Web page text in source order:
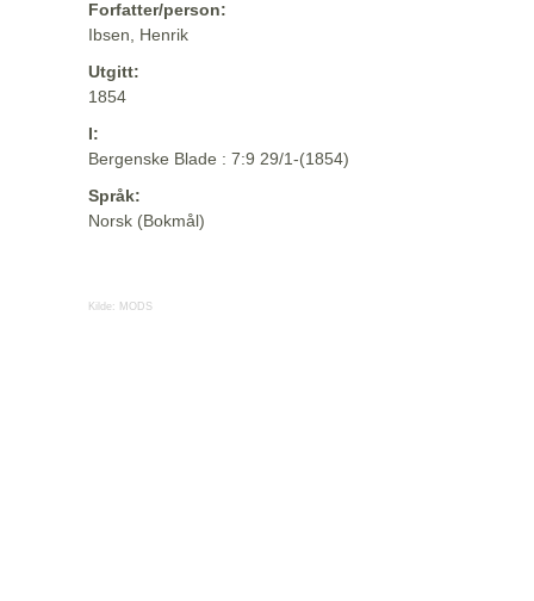
Forfatter/person:
Ibsen, Henrik
Utgitt:
1854
I:
Bergenske Blade : 7:9 29/1-(1854)
Språk:
Norsk (Bokmål)
Kilde: MODS